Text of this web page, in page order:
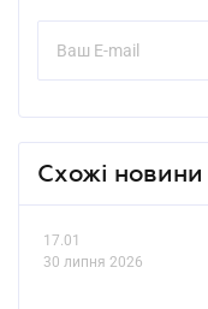
Схожі новини
17.01
30 липня 2026